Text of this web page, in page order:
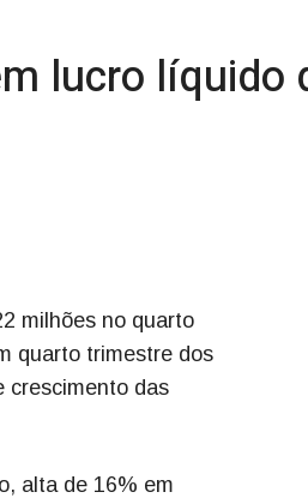
lucro líquido
milhões no quarto
quarto trimestre dos
crescimento das
alta de 16% em